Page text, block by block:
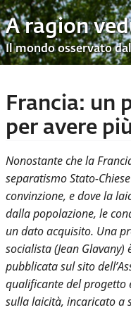
A ragion
Il mondo osservato
Francia: un
per avere
Nonostante che la
separatismo Stato-
convinzione, e dove la
dalla popolazione, le
un dato acquisito. Una
socialista (Jean
pubblicata sul sito
qualificante del progetto
sulla laicità, incaricato a